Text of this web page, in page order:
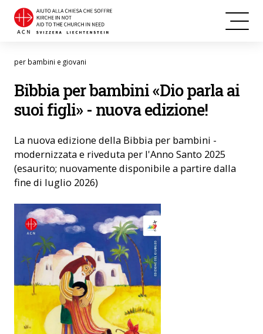
per bambini e giovani
Bibbia per bambini «Dio parla ai
suoi figli» - nuova edizione!
La nuova edizione della Bibbia per bambini -
modernizzata e riveduta per l'Anno Santo 2025
(esaurito; nuovamente disponibile a partire dalla
fine di luglio 2026)